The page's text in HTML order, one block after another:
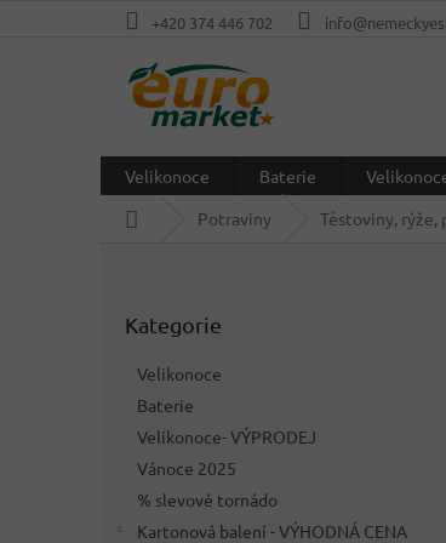
+420 374 446 702
Velikonoce Baterie
Potraviny Těstoviny, rýže,
kategorie
Kategorie
Velikonoce
Baterie
Velikonoce- VÝPRODEJ
Vánoce 2025
% slevové tornádo
Kartonová balení - VÝHODNÁ CENA